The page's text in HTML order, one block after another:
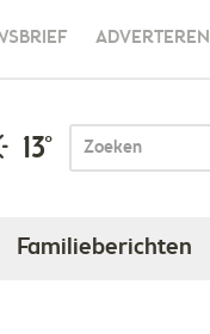
ADVERTEREN
13°
Familieberichten